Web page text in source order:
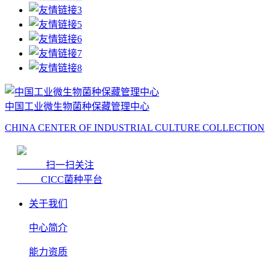
中国工业微生物菌种保藏管理中心
CHINA CENTER OF INDUSTRIAL CULTURE COLLECTION
扫一扫关注
CICC菌种平台
关于我们
中心简介
能力资质